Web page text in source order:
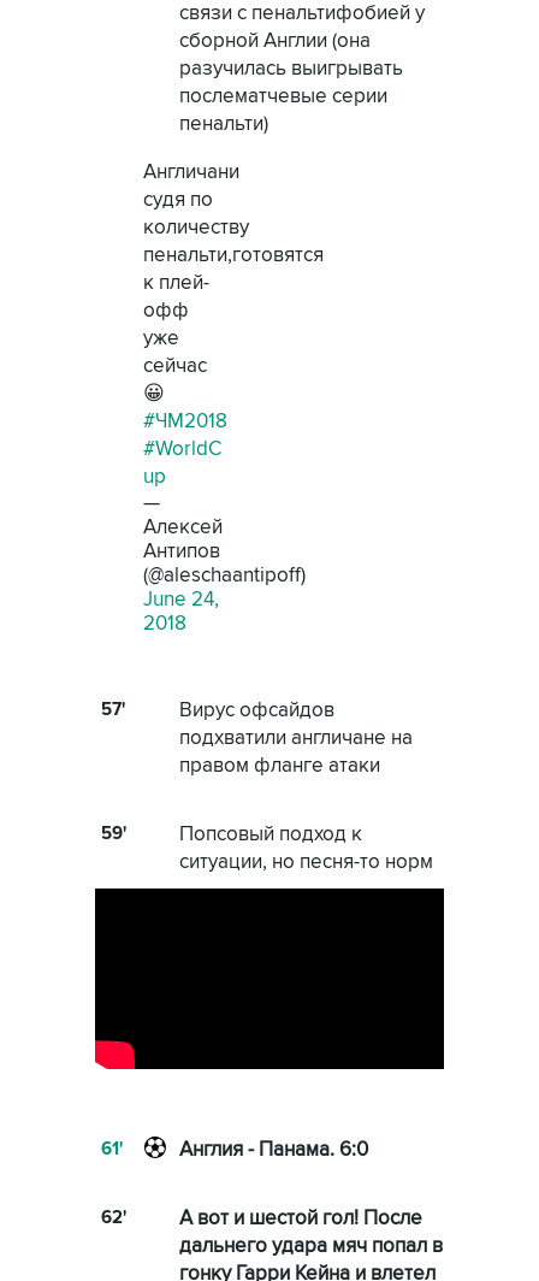
связи с пенальтифобией у
сборной Англии (она
разучилась выигрывать
послематчевые серии
пенальти)
Англичани
судя по
количеству
пенальти,готовятся
к плей-
офф
уже
сейчас
😀
#ЧМ2018
#WorldC
up
—
Алексей
Антипов
(@aleschaantipoff)
June 24,
2018
57'
Вирус офсайдов
подхватили англичане на
правом фланге атаки
59'
Попсовый подход к
ситуации, но песня-то норм
61' Англия - Панама. 6:0
62'
А вот и шестой гол! После
дальнего удара мяч попал в
гонку Гарри Кейна и влетел